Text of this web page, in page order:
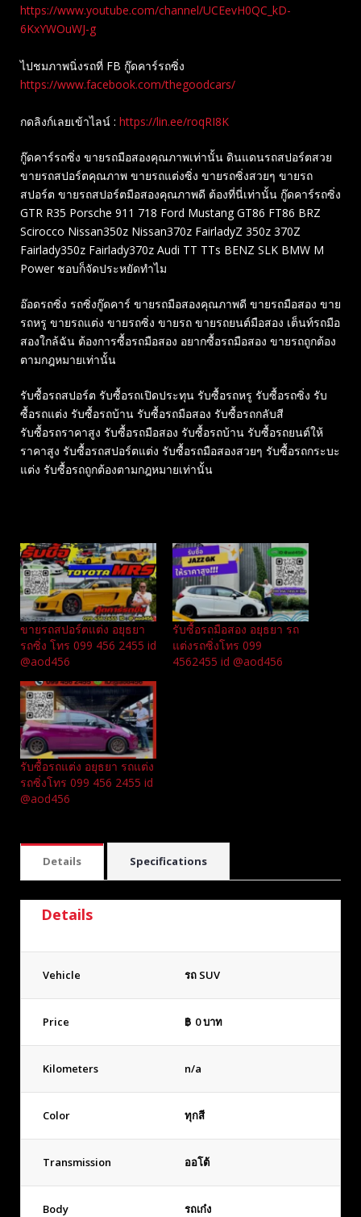
https://www.youtube.com/channel/UCEevH0QC_kD-
6KxYWOuWJ-g
ไปชมภาพนิ่งรถที่ FB กู๊ดคาร์รถซิ่ง
https://www.facebook.com/thegoodcars/
กดลิงก์เลยเข้าไลน์ : https://lin.ee/roqRI8K
กู๊ดคาร์รถซิ่ง ขายรถมือสองคุณภาพเท่านั้น ดินแดนรถสปอร์ตสวย
ขายรถสปอร์ตคุณภาพ ขายรถแต่งซิ่ง ขายรถซิ่งสวยๆ ขายรถ
สปอร์ต ขายรถสปอร์ตมือสองคุณภาพดี ต้องที่นี่เท่านั้น กู๊ดคาร์รถซิ่ง
GTR R35 Porsche 911 718 Ford Mustang GT86 FT86 BRZ
Scirocco Nissan350z Nissan370z FairladyZ 350z 370Z
Fairlady350z Fairlady370z Audi TT TTs BENZ SLK BMW M
Power ชอบก็จัดประหยัดทำไม
อ๊อดรถซิ่ง รถซิ่งกู๊ดคาร์ ขายรถมือสองคุณภาพดี ขายรถมือสอง ขาย
รถหรู ขายรถแต่ง ขายรถซิ่ง ขายรถ ขายรถยนต์มือสอง เต็นท์รถมือ
สองใกล้ฉัน ต้องการซื้อรถมือสอง อยากซื้อรถมือสอง ขายรถถูกต้อง
ตามกฎหมายเท่านั้น
รับซื้อรถสปอร์ต รับซื้อรถเปิดประทุน รับซื้อรถหรู รับซื้อรถซิ่ง รับ
ซื้อรถแต่ง รับซื้อรถบ้าน รับซื้อรถมือสอง รับซื้อรถกลับสี
รับซื้อรถราคาสูง รับซื้อรถมือสอง รับซื้อรถบ้าน รับซื้อรถยนต์ให้
ราคาสูง รับซื้อรถสปอร์ตแต่ง รับซื้อรถมือสองสวยๆ รับซื้อรถกระบะ
แต่ง รับซื้อรถถูกต้องตามกฎหมายเท่านั้น
ขายรถสปอร์ตแต่ง อยุธยา
รถซิ่ง โทร 099 456 2455 id
@aod456
รับซื้อรถมือสอง อยุธยา รถ
แต่งรถซิ่งโทร 099
4562455 id @aod456
รับซื้อรถแต่ง อยุธยา รถแต่ง
รถซิ่งโทร 099 456 2455 id
@aod456
Details Specifications
Details
Vehicle รถ SUV
Price ฿ 0บาท
Kilometers n/a
Color ทุกสี
Transmission ออโต้
Body รถเก๋ง